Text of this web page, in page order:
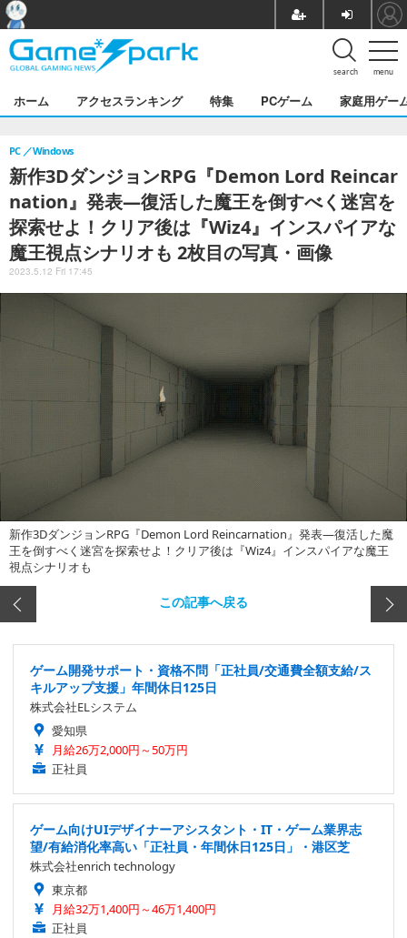
menu
search
ホーム アクセスランキング 特集 PCゲーム 家庭用ゲー
新作3DダンジョンRPG『Demon Lord Reincar
nation』発表―復活した魔王を倒すべく迷宮を
探索せよ！クリア後は『Wiz4』インスパイアな
魔王視点シナリオも 2枚目の写真・画像
PC Windows
2023.5.12 Fri 17:45
新作3DダンジョンRPG『Demon Lord Reincarnation』発表―復活した魔
王を倒すべく迷宮を探索せよ！クリア後は『Wiz4』インスパイアな魔王
視点シナリオも
この記事へ戻る
ゲーム開発サポート・資格不問「正社員/交通費全額支給/ス
キルアップ支援」年間休日125日
株式会社ELシステム
愛知県
月給26万2,000円～50万円
正社員
ゲーム向けUIデザイナーアシスタント・IT・ゲーム業界志
望/有給消化率高い「正社員・年間休日125日」・港区芝
株式会社enrich technology
東京都
月給32万1,400円～46万1,400円
正社員